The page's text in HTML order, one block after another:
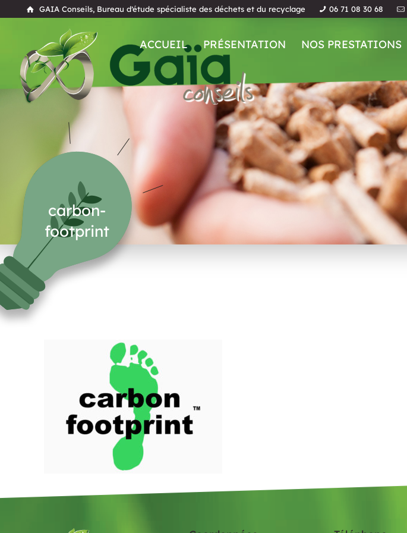
GAIA Conseils, Bureau d’étude spécialiste des déchets et du recyclage 06 71 08 30 68
ACCUEIL PRÉSENTATION NOS PRESTATIONS
carbon-
footprint